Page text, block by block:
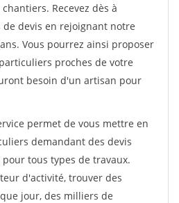
Recevez dès à
devis en rejoignant notre
Vous pourrez ainsi proposer
proches de votre
besoin d'un artisan pour
permet de vous mettre en
demandant des devis
tous types de travaux.
d'activité, trouver des
jour, des milliers de